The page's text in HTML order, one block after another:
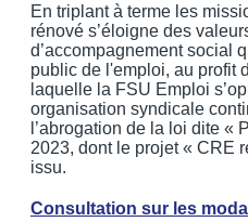
En triplant à terme les
rénové s’éloigne des
d’accompagnement social
public de l'emploi, au profit
laquelle la FSU Emploi
organisation syndicale
l’abrogation de la loi dite «
2023, dont le projet « CRE
issu.
Consultation sur les